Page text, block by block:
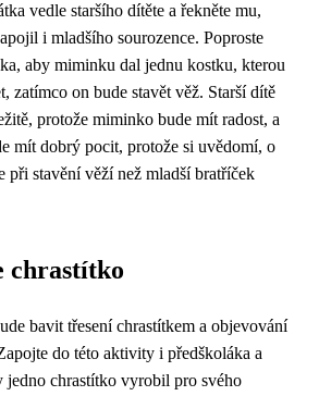
vedle staršího dítěte a řekněte mu,
i mladšího sourozence. Poproste
aby miminku dal jednu kostku, kterou
zatímco on bude stavět věž. Starší dítě
protože miminko bude mít radost, a
mít dobrý pocit, protože si uvědomí, o
při stavění věží než mladší bratříček
chrastítko
bavit třesení chrastítkem a objevování
do této aktivity i předškoláka a
jedno chrastítko vyrobil pro svého